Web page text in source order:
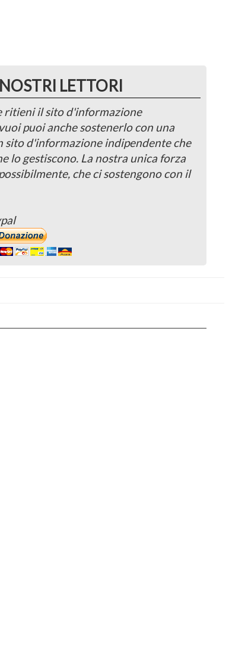
LETTORI
ritieni il sito d'informazione
puoi anche sostenerlo con una
sito d'informazione indipendente che
lo gestiscono. La nostra unica forza
che ci sostengono con il